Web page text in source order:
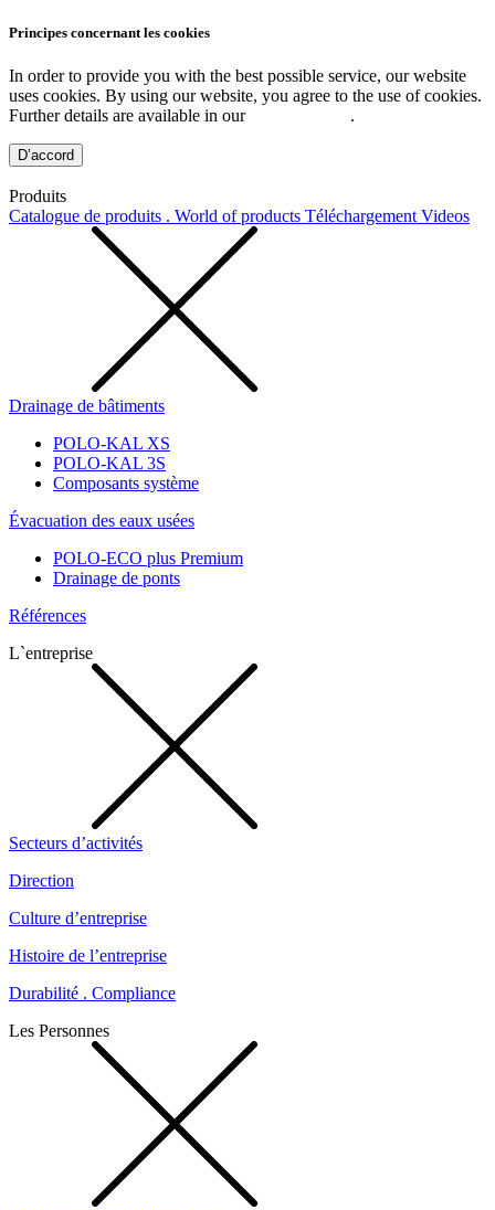
Principes concernant les cookies
In order to provide you with the best possible service, our website
uses cookies. By using our website, you agree to the use of cookies.
Further details are available in our
.
D’accord
Produits
Catalogue de produits . World of products Téléchargement Videos
Drainage de bâtiments
POLO-KAL XS
POLO-KAL 3S
Composants système
Évacuation des eaux usées
POLO-ECO plus Premium
Drainage de ponts
Références
L`entreprise
Secteurs d’activités
Direction
Culture d’entreprise
Histoire de l’entreprise
Durabilité . Compliance
Les Personnes